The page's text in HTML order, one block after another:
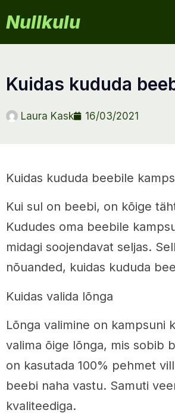
Nullkulu
kuidas kududa
Laura Kask 16/03/2021
Kuidas kududa beebile
Kui sul on beebi, on kõige
Kududes oma beebile
midagi soojendavat seljas.
nõuanded, kuidas kududa
Kuidas valida lõnga
Lõnga valimine on kampsuni
valima õige lõnga, mis sobib
on kasutada 100% pehmet
beebi naha vastu. Samuti
kvaliteediga.